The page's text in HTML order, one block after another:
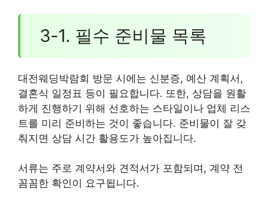
3-1. 필수 준비물 목록
대전웨딩박람회 방문 시에는 신분증, 예산 계획서,
결혼식 일정표 등이 필요합니다. 또한, 상담을 원활
하게 진행하기 위해 선호하는 스타일이나 업체 리스
트를 미리 준비하는 것이 좋습니다. 준비물이 잘 갖
춰지면 상담 시간 활용도가 높아집니다.
서류는 주로 계약서와 견적서가 포함되며, 계약 전
꼼꼼한 확인이 요구됩니다.